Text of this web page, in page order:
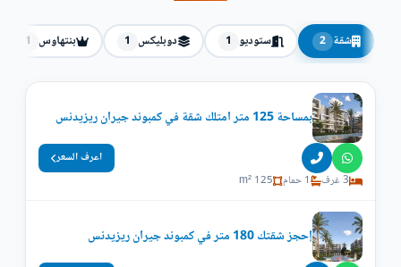
شقة 2 ستوديو 1 دوبليكس 1 بنتهاوس 1
بمساحة 125 متر امتلك شقة في كمبوند جيران ريزيدنس
3 غرف 1 حمام 125 m²
اعرف السعر
إحجز شقتك 180 متر في كمبوند جيران ريزيدنس